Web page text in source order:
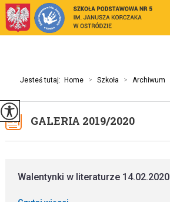
Jesteś tutaj: Home > Szkoła > Archiwum
GALERIA 2019/2020
Walentynki w literaturze 14.02.2020